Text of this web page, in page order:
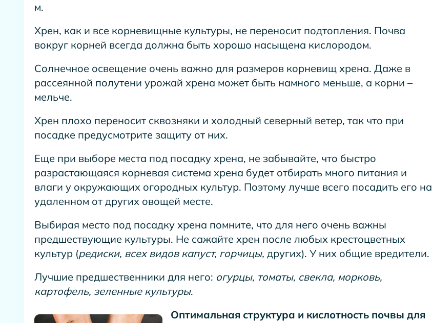
м.
Хрен, как и все корневищные культуры, не переносит подтопления. Почва
вокруг корней всегда должна быть хорошо насыщена кислородом.
Солнечное освещение очень важно для размеров корневищ хрена. Даже в
рассеянной полутени урожай хрена может быть намного меньше, а корни –
мельче.
Хрен плохо переносит сквозняки и холодный северный ветер, так что при
посадке предусмотрите защиту от них.
Еще при выборе места под посадку хрена, не забывайте, что быстро
разрастающаяся корневая система хрена будет отбирать много питания и
влаги у окружающих огородных культур. Поэтому лучше всего посадить его на
удаленном от других овощей месте.
Выбирая место под посадку хрена помните, что для него очень важны
предшествующие культуры. Не сажайте хрен после любых крестоцветных
культур (редиски, всех видов капуст, горчицы, других). У них общие вредители.
Лучшие предшественники для него: огурцы, томаты, свекла, морковь,
картофель, зеленные культуры.
Оптимальная структура и кислотность почвы для